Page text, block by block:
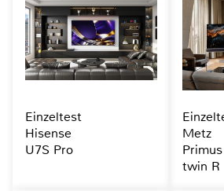
Einzeltest
Hisense
U7S Pro
Metz
twin R